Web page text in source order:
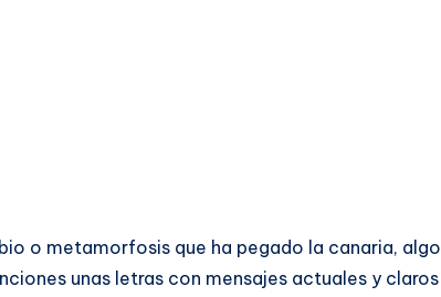
o metamorfosis que ha pegado la canaria, algo
unas letras con mensajes actuales y claros